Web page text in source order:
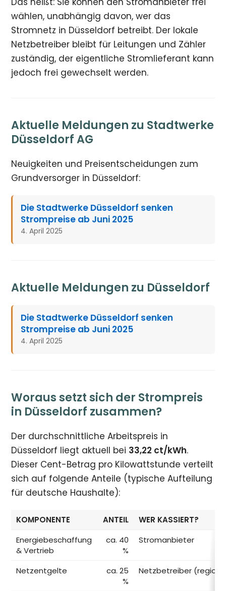
wählen, unabhängig davon, wer das
Stromnetz in Düsseldorf betreibt. Der lokale
Netzbetreiber bleibt für Leitungen und Zähler
zuständig, der eigentliche Stromlieferant kann
jedoch frei gewechselt werden.
Aktuelle Meldungen zu Stadtwerke
Düsseldorf AG
Neuigkeiten und Preisentscheidungen zum
Grundversorger in Düsseldorf:
Die Stadtwerke Düsseldorf senken
Strompreise ab Juni 2025
4. April 2025
Aktuelle Meldungen zu Düsseldorf
Die Stadtwerke Düsseldorf senken
Strompreise ab Juni 2025
4. April 2025
Woraus setzt sich der Strompreis
in Düsseldorf zusammen?
Der durchschnittliche Arbeitspreis in
Düsseldorf liegt aktuell bei 33,22 ct/kWh.
Dieser Cent-Betrag pro Kilowattstunde verteilt
sich auf folgende Anteile (typische Aufteilung
für deutsche Haushalte):
KOMPONENTE ANTEIL
WER KASSIERT?
Energiebeschaffung
& Vertrieb
ca. 40
%
Stromanbieter
Netzentgelte
ca. 25
%
Netzbetreiber